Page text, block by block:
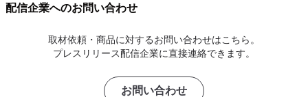
配信企業へのお問い合わせ
取材依頼・商品に対するお問い合わせはこちら。
プレスリリース配信企業に直接連絡できます。
お問い合わせ